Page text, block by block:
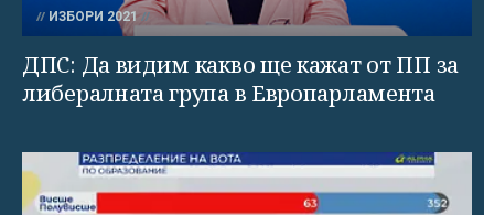
ИЗБОРИ 2021
ДПС: Да видим какво ще кажат от ПП за
либералната група в Европарламента